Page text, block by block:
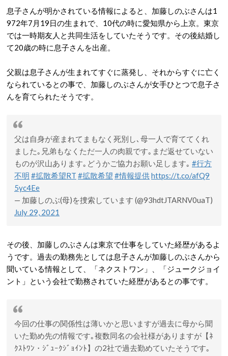
息子さんが明かされている情報によると、加藤しのぶさんは1
972年7月19日の生まれで、10代の時に愛知県から上京。東京
では一時期友人と共同生活をしていたそうです。その後結婚し
て20歳の時に息子さんを出産。
父親は息子さんが生まれてすぐに蒸発し、それからすぐに亡く
なられているとの事で、加藤しのぶさんが女手ひとつで息子さ
んを育てられたそうです。
父は自身が産まれてまもなく死別し､母一人で育ててくれ
ました｡兄弟もなくただ一人の肉親です｡まだ返せていない
ものが沢山あります｡どうかご協力お願い足します｡ #行方
不明 #拡散希望RT #拡散希望 #情報提供https://t.co/afQ9
5yc4Ee
— 加藤しのぶ(母)を捜索しています (@93hdtJTARNV0uaT)
July 29, 2021
その後、加藤しのぶさんは東京で仕事をしていた経歴があるよ
うです。過去の勤務先としては息子さんが加藤しのぶさんから
聞いている情報として、「ネクストワン」、「ジュークジョイ
ント」という会社で勤務されていた経歴があるとの事です。
今回の仕事の関係性は薄いかと思いますが過去に母から聞
いた勤め先の情報です｡複数同名の会社様がありますが【ﾈ
ｸｽﾄﾜﾝ・ｼﾞｭｰｸｼﾞｮｲﾝﾄ】の2社で過去勤めていたそうです｡